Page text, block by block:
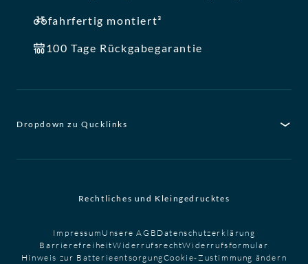
fahrfertig montiert³
100 Tage Rückgabegarantie
Dropdown zu Qucklinks
Rechtliches und Kleingedrucktes
Impressum Unsere AGB Datenschutzerklärung
BarrierefreiheitWiderrufsrechtWiderrufsformular
Hinweis zur BatterieentsorgungCookie-Zustimmung ändern